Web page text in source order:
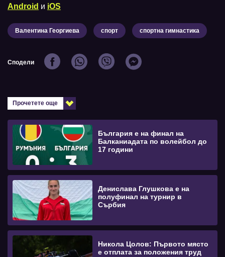
Android и iOS
Валентина Георгиева спорт спортна гимнастика
Сподели
Прочетете още
България е на финал на
Балканиадата по волейбол до
17 години
Денислава Глушкова е на
полуфинал на турнир в
Сърбия
Никола Цолов: Първото място
е отплата за положения труд